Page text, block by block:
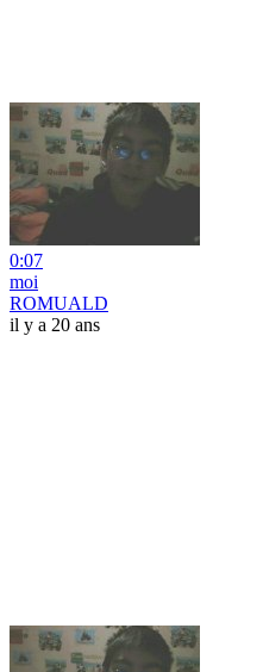
0:07
moi
ROMUALD
il y a 20 ans